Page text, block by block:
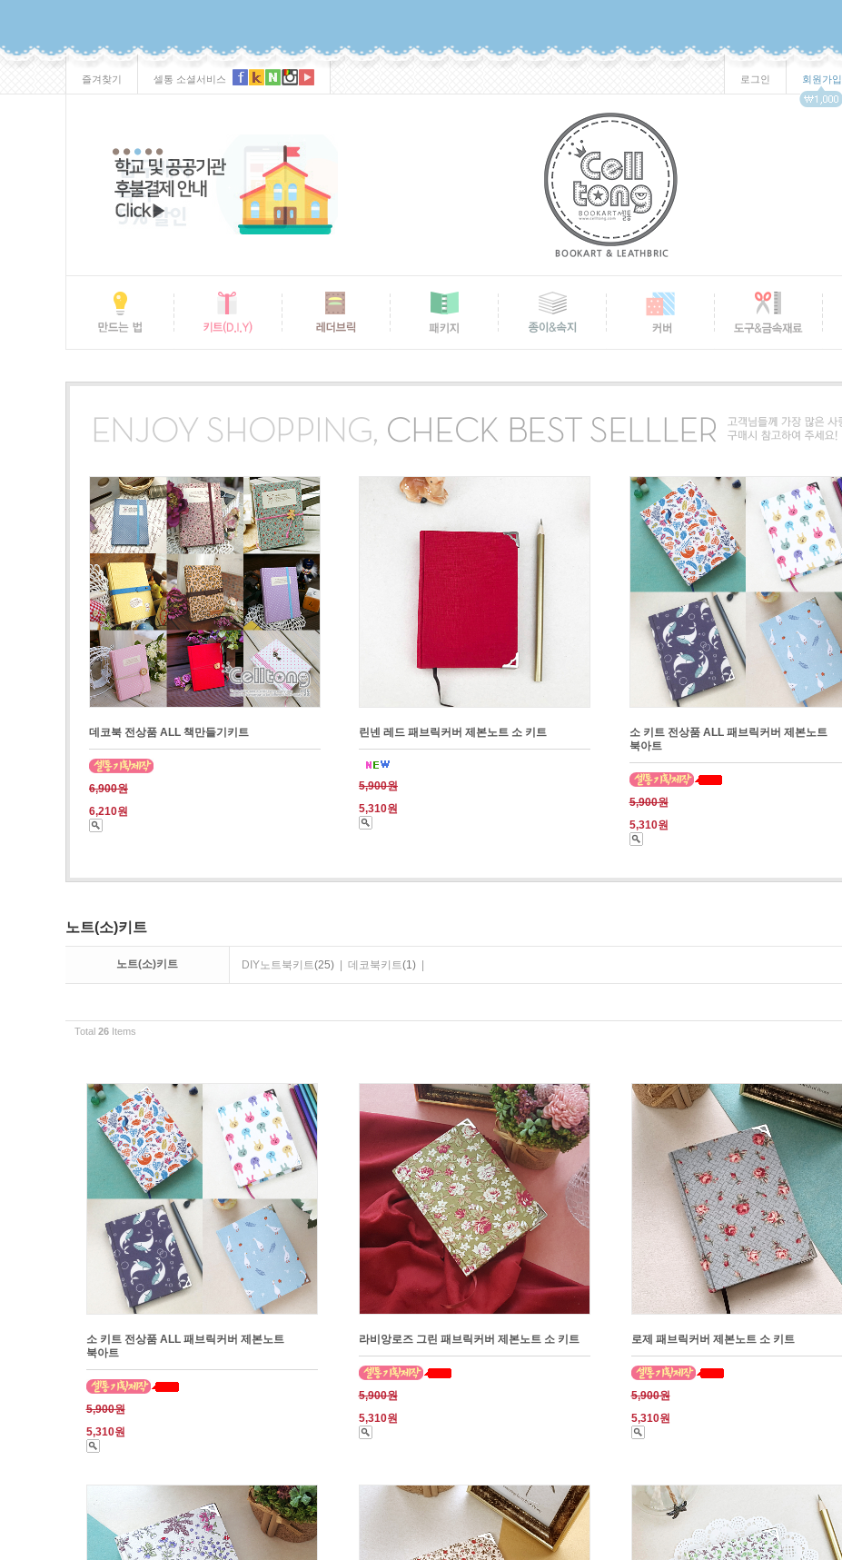
즐겨찾기 셀통 소셜서비스 로그인 회원가입
데코북 전상품 ALL 책만들기키트
6,900원
6,210원
린넨 레드 패브릭커버 제본노트 소 키트
5,900원
5,310원
소 키트 전상품 ALL 패브릭커버 제본노트
북아트
5,900원
5,310원
노트(소)키트
노트(소)키트 DIY노트북키트(25) 데코북키트(1)
Total 26 Items
소 키트 전상품 ALL 패브릭커버 제본노트
북아트
5,900원
5,310원
라비앙로즈 그린 패브릭커버 제본노트 소 키트
5,900원
5,310원
로제 패브릭커버 제본노트 소 키트
5,900원
5,310원